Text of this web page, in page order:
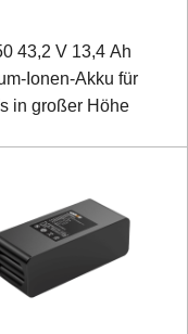
43,2 V 13,4 Ah
Ionen-Akku für
in großer Höhe